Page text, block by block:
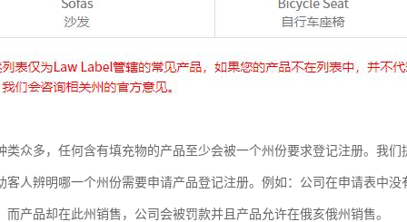
类众多，任何含有填充物的产品至少会被一个州份要求登记注册。我们
客人辨明哪一个州份需要申请产品登记注册。例如：公司在申请表中没
而产品却在此州销售，公司会被罚款并且产品允许在俄亥俄州销售。